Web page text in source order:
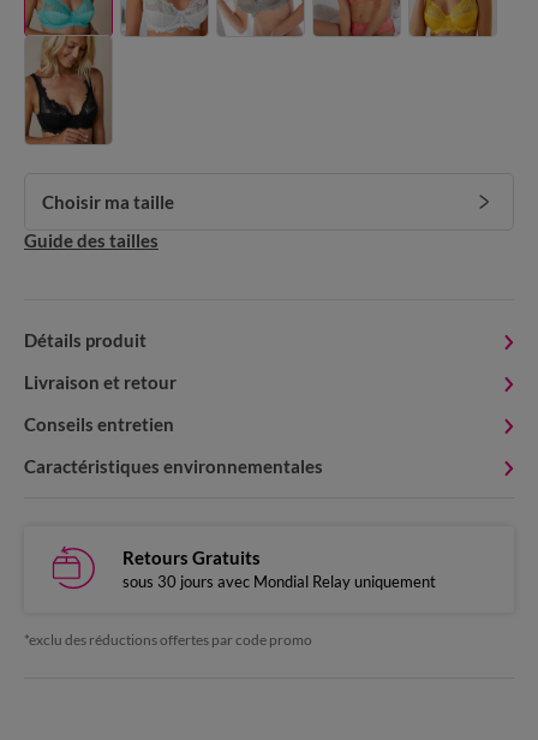
Choisir ma taille
Guide des tailles
Détails produit
Livraison et retour
Conseils entretien
Caractéristiques environnementales
Retours Gratuits
sous 30 jours avec Mondial Relay uniquement
*exclu des réductions offertes par code promo